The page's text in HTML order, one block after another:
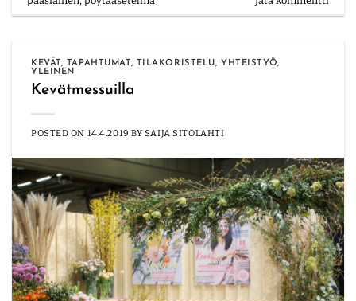
KEVÄT , TAPAHTUMAT , TILAKORISTELU, YHTEISTYÖ,
YLEINEN
Kevätmessuilla
POSTED ON 14.4.2019 BY SAIJA SITOLAHTI